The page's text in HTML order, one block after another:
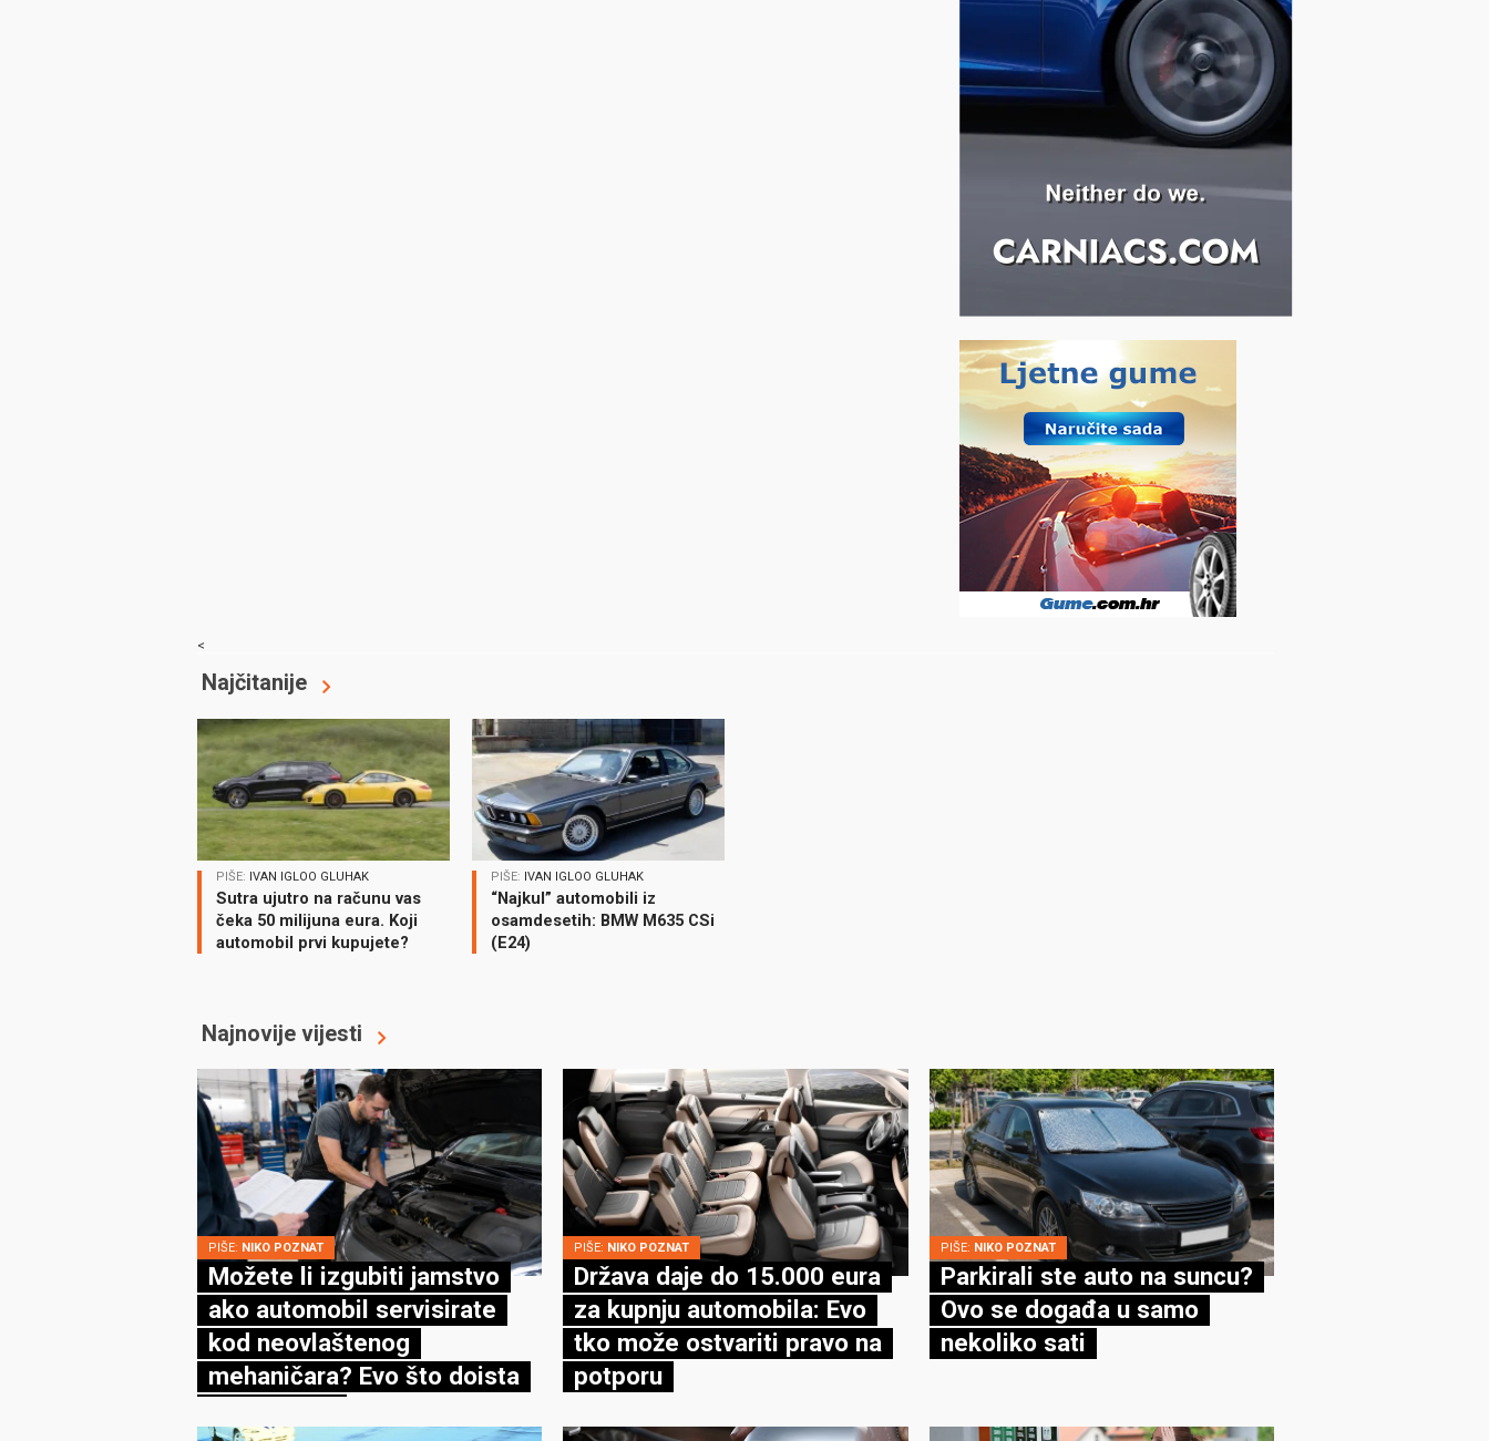
<
Najčitanije
PIŠE: IVAN IGLOO GLUHAK
Sutra ujutro na računu vas
čeka 50 milijuna eura. Koji
automobil prvi kupujete?
PIŠE: IVAN IGLOO GLUHAK
“Najkul” automobili iz
osamdesetih: BMW M635 CSi
(E24)
Najnovije vijesti
PIŠE: NIKO POZNAT
Možete li izgubiti jamstvo
ako automobil servisirate
kod neovlaštenog
mehaničara? Evo što doista
PIŠE: NIKO POZNAT
Država daje do 15.000 eura
za kupnju automobila: Evo
tko može ostvariti pravo na
potporu
PIŠE: NIKO POZNAT
Parkirali ste auto na suncu?
Ovo se događa u samo
nekoliko sati